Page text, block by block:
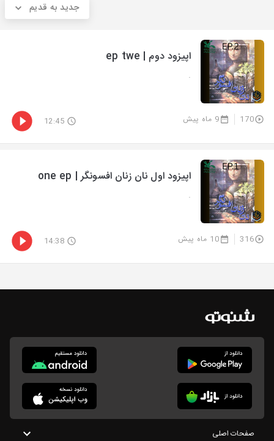
جدید به قدیم
اپیزود دوم | ep twe
.
170 9 ماه پیش 12:45
اپیزود اول نان زنان افسونگر | one ep
.
316 10 ماه پیش 14:38
صفحات اصلی